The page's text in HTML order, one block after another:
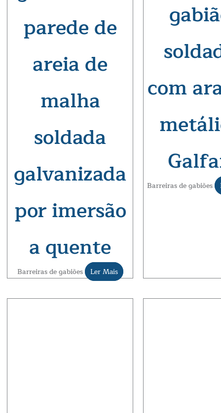
parede de
areia de
malha
soldada
galvanizada
por imersão
a quente
Barreiras de gabiões Ler Mais
com
Barreiras de gabiões